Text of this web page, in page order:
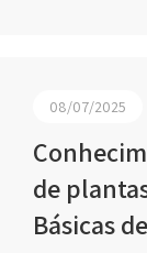
08/07/2025
de
Básicas